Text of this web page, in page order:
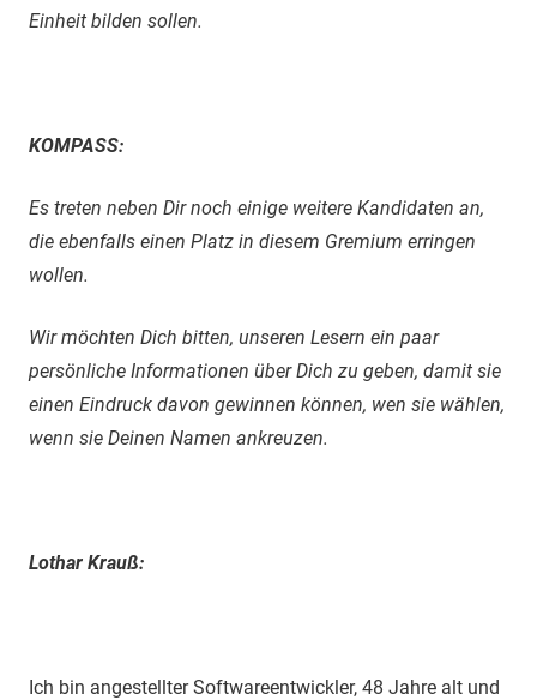
Einheit bilden sollen.
KOMPASS:
Es treten neben Dir noch einige weitere Kandidaten an,
die ebenfalls einen Platz in diesem Gremium erringen
wollen.
Wir möchten Dich bitten, unseren Lesern ein paar
persönliche Informationen über Dich zu geben, damit sie
einen Eindruck davon gewinnen können, wen sie wählen,
wenn sie Deinen Namen ankreuzen.
Lothar Krauß:
Ich bin angestellter Softwareentwickler, 48 Jahre alt und